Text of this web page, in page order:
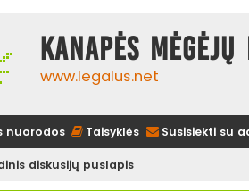
Kanapės
www.legalus.net
nuorodos Taisyklės Susisiekti su
diskusijų puslapis